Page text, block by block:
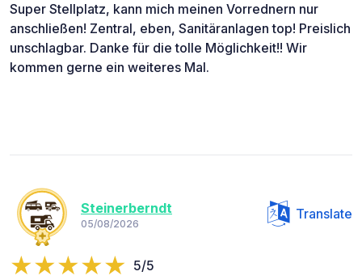
Super Stellplatz, kann mich meinen Vorrednern nur
anschließen! Zentral, eben, Sanitäranlagen top! Preislich
unschlagbar. Danke für die tolle Möglichkeit!! Wir
kommen gerne ein weiteres Mal.
Steinerberndt
05/08/2026
Translate
5/5